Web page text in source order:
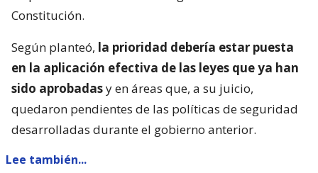
Constitución.
Según planteó, la prioridad debería estar puesta
en la aplicación efectiva de las leyes que ya han
sido aprobadasy en áreas que, a su juicio,
quedaron pendientes de las políticas de seguridad
desarrolladas durante el gobierno anterior.
Lee también...